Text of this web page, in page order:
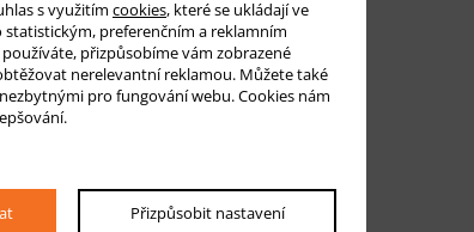
s využitím cookies, které se ukládají ve
preferenčním a reklamním
přizpůsobíme vám zobrazené
nerelevantní reklamou. Můžete také
pro fungování webu. Cookies nám
Přizpůsobit nastavení